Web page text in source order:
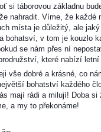
si táborovou základnu
nahradit. Víme, že
místa je důležitý, ale
bohatsví, v tom je kouzlo
se nám přes ní
které nabízí letní
vše dobré a krásné, co
bohatství každého
mají rádi a milují! Doba
a my to překonáme!